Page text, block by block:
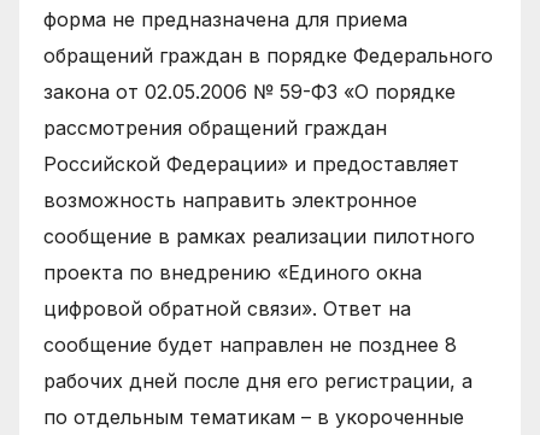
форма не предназначена для приема
обращений граждан в порядке Федерального
закона от 02.05.2006 № 59-ФЗ «О порядке
рассмотрения обращений граждан
Российской Федерации» и предоставляет
возможность направить электронное
сообщение в рамках реализации пилотного
проекта по внедрению «Единого окна
цифровой обратной связи». Ответ на
сообщение будет направлен не позднее 8
рабочих дней после дня его регистрации, а
по отдельным тематикам – в укороченные